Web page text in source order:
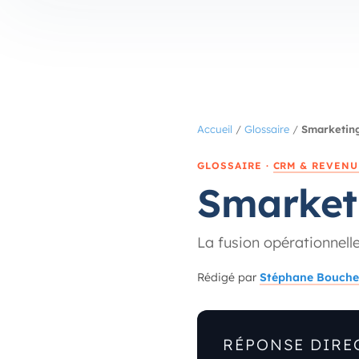
Accueil / Glossaire /
GLOSSAIRE · CRM &
La fusion
Rédigé par Stéphane
RÉPONSE